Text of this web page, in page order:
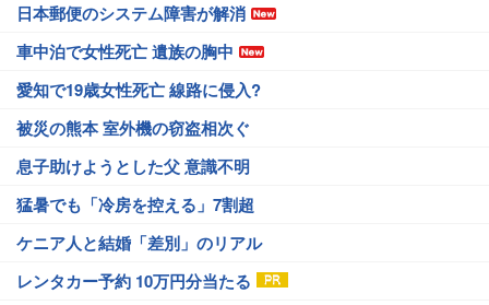
日本郵便のシステム障害が解消
車中泊で女性死亡 遺族の胸中
愛知で19歳女性死亡 線路に侵入?
被災の熊本 室外機の窃盗相次ぐ
息子助けようとした父 意識不明
猛暑でも「冷房を控える」7割超
ケニア人と結婚「差別」のリアル
レンタカー予約 10万円分当たる